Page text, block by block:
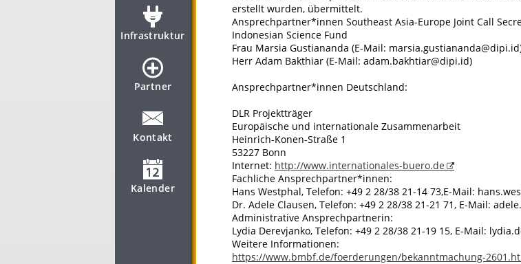
Infrastruktur
Partner
Kontakt
Kalender
erstellt wurden, übermittelt.
Ansprechpartner*innen Southeast Asia-Europe Joint Call
Indonesian Science Fund
Frau Marsia Gustiananda (E-Mail:
Herr Adam Bakthiar (E-Mail: adam.bakhtiar@dipi.id)
Ansprechpartner*innen Deutschland:
DLR Projektträger
Europäische und internationale Zusammenarbeit
Heinrich-Konen-Straße 1
53227 Bonn
Internet: http://www.internationales-buero.de
Fachliche Ansprechpartner*innen:
Hans Westphal, Telefon: +49 2 28/38 21-14 73,E-Mail:
Dr. Adele Clausen, Telefon: +49 2 28/38 21-21 71, E-Mail:
Administrative Ansprechpartnerin:
Lydia Derevjanko, Telefon: +49 2 28/38 21-19 15, E-Mail:
Weitere Informationen:
https://www.bmbf.de/foerderungen/bekanntmachung-